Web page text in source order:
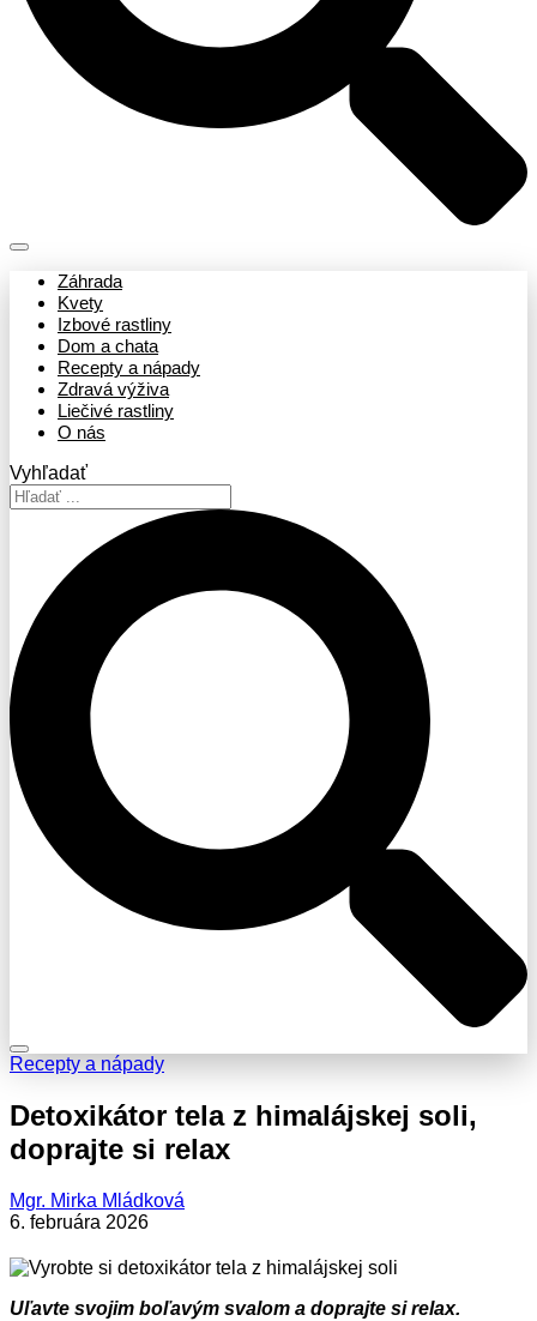
Záhrada
Kvety
Izbové rastliny
Dom a chata
Recepty a nápady
Zdravá výživa
Liečivé rastliny
O nás
Vyhľadať
Recepty a nápady
Detoxikátor tela z himalájskej soli,
doprajte si relax
Mgr. Mirka Mládková
6. februára 2026
Uľavte svojim boľavým svalom a doprajte si relax.